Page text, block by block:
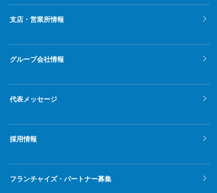
2022年1月
支店・営業所情報
グループ会社情報
代表メッセージ
採用情報
フランチャイズ・パートナー募集